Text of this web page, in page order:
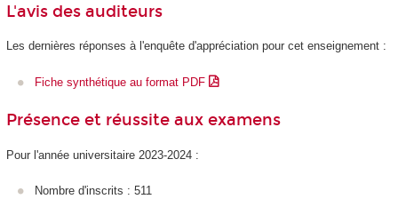
L'avis des auditeurs
Les dernières réponses à l'enquête d'appréciation pour cet enseignement :
Fiche synthétique au format PDF
Présence et réussite aux examens
Pour l'année universitaire 2023-2024 :
Nombre d'inscrits : 511